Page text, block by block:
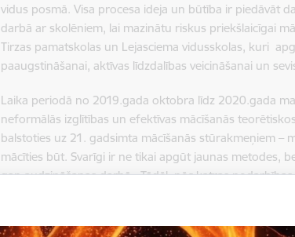
vidus posmā. Visa procesa ideja un būtība ir piedāvāt
darbā ar skolēniem, lai mazinātu riskus priekšlaicīgai
Tirzas pamatskolas un Lejasciema vidusskolas, kuri
paaugstināšanai, aktīvas līdzdalības veicināšanai un
Laika periodā no 2019.gada oktobra līdz 2020.gada
neformālās izglītības un efektīvas mācīšanās
balstoties uz 21. gadsimta mācīšanās stūrakmeņiem –
mācīties būt. Svarīgi ir ne tikai apgūt jaunas metodes,
gan audzināšanas darbā. Tādēļ, pēc katras
Mācīšanās kopā, Sniega bumba, Delfu metode,